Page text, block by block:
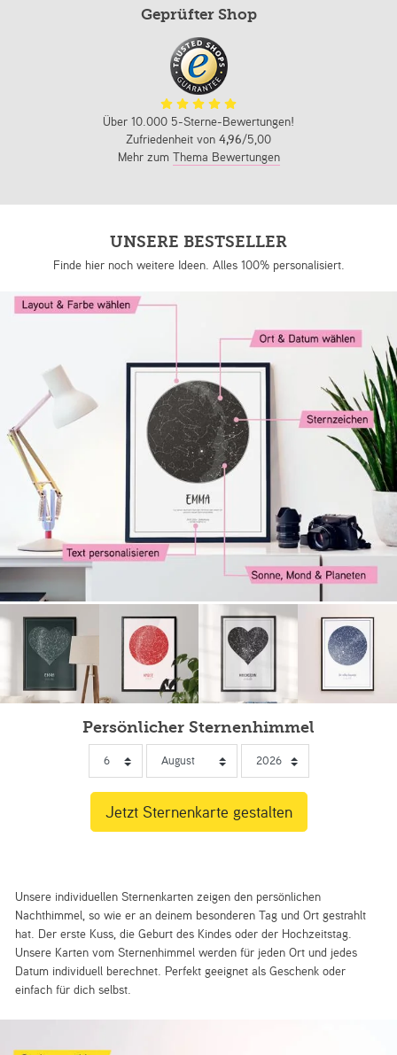
Geprüfter Shop
Über 10.000 5-Sterne-Bewertungen!
Zufriedenheit von 4,96/5,00
Mehr zum Thema Bewertungen
UNSERE BESTSELLER
Finde hier noch weitere Ideen. Alles 100% personalisiert.
Persönlicher Sternenhimmel
Unsere individuellen Sternenkarten zeigen den persönlichen
Nachthimmel, so wie er an deinem besonderen Tag und Ort gestrahlt
hat. Der erste Kuss, die Geburt des Kindes oder der Hochzeitstag.
Unsere Karten vom Sternenhimmel werden für jeden Ort und jedes
Datum individuell berechnet. Perfekt geeignet als Geschenk oder
einfach für dich selbst.